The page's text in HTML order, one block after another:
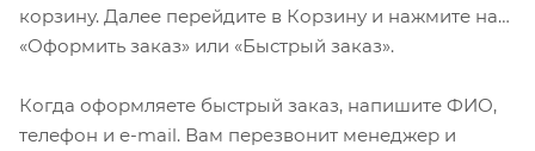
корзину. Далее перейдите в Корзину и нажмите на
«Оформить заказ» или «Быстрый заказ».
Когда оформляете быстрый заказ, напишите ФИО,
телефон и e-mail. Вам перезвонит менеджер и